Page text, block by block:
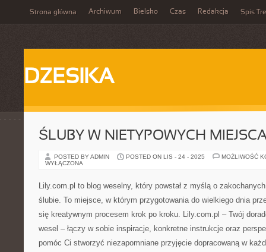
Strona główna Archiwum Bielsko Czas Redakcja Spis
DZESIKA
ŚLUBY W NIETYPOWYCH
POSTED BY ADMIN POSTED ON LIS - 24 - 2025
MOŻLIWOŚĆ
WYŁĄCZONA
Lily.com.pl to blog weselny, który powstał z myślą o
ślubie. To miejsce, w którym przygotowania do wielkiego dnia
się kreatywnym procesem krok po kroku. Lily.com.pl – Twój
wesel – łączy w sobie inspiracje, konkretne instrukcje oraz
pomóc Ci stworzyć niezapomniane przyjęcie dopracowaną w